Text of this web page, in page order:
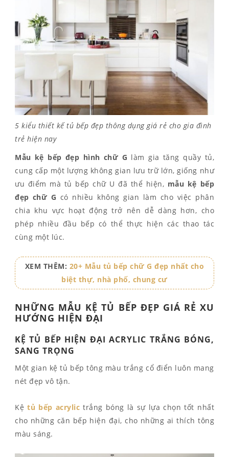
5 kiểu thiết kế tủ bếp đẹp thông dụng giá rẻ cho gia đình
trẻ hiện nay
Mẫu kệ bếp đẹp hình chữ G làm gia tăng quầy tủ,
cung cấp một lượng không gian lưu trữ lớn, giống như
ưu điểm mà tủ bếp chữ U đã thể hiện, mẫu kệ bếp
đẹp chữ G có nhiều không gian làm cho việc phân
chia khu vực hoạt động trở nên dễ dàng hơn, cho
phép nhiều đầu bếp có thể thực hiện các thao tác
cùng một lúc.
XEM THÊM: 20+ Mẫu tủ bếp chữ G đẹp nhất cho
biệt thự, nhà phố, chung cư
NHỮNG MẪU KỆ TỦ BẾP ĐẸP GIÁ RẺ XU
HƯỚNG HIỆN ĐẠI
KỆ TỦ BẾP HIỆN ĐẠI ACRYLIC TRẮNG BÓNG,
SANG TRỌNG
Một gian kệ tủ bếp tông màu trắng cổ điển luôn mang
nét đẹp vô tận.
Kệtủ bếp acrylic trắng bóng là sự lựa chọn tốt nhất
cho những căn bếp hiện đại, cho những ai thích tông
màu sáng.